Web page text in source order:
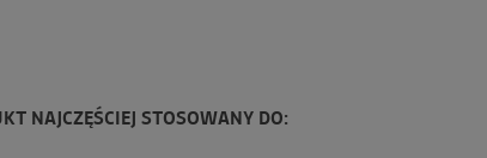
NAJCZĘŚCIEJ STOSOWANY DO: